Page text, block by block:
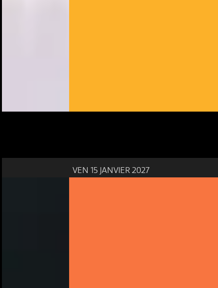
VEN 15 JANVIER 2027